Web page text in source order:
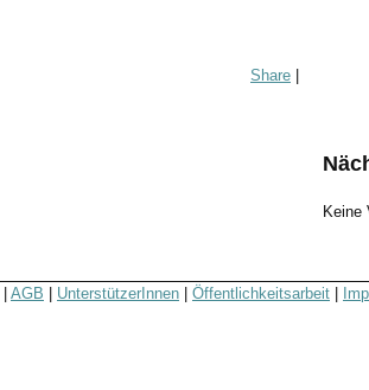
Share
Keine
AGB UnterstützerInnen Öffentlichkeitsarbeit